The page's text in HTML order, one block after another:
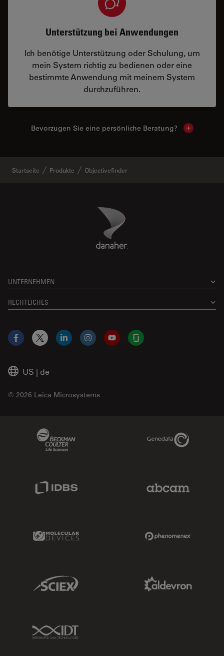
Unterstützung bei Anwendungen
Ich benötige Unterstützung oder Schulung, um
mein System richtig zu bedienen oder eine
bestimmte Anwendung mit meinem System
durchzuführen.
Bevorzugen Sie eine persönliche Beratung? Show
Startseite Produkte Objectivefinder
Danaher Logo
UNTERNEHMEN
RECHTLICHES
US | de
© 2026 Leica Microsystems
Facebook
X LinkedInInstagramYouTubeGlassdoor
Genedata Link
Molecular Devices Link
Sciex Link
IDT Link